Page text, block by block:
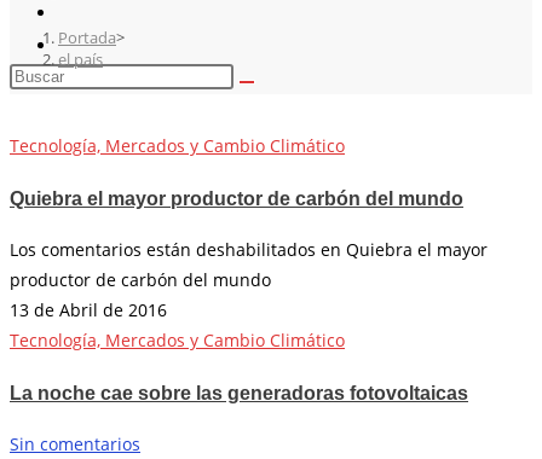
Portada>
el país
Tecnología, Mercados y Cambio Climático
Quiebra el mayor productor de carbón del mundo
Los comentarios están deshabilitados en Quiebra el mayor
productor de carbón del mundo
13 de Abril de 2016
Tecnología, Mercados y Cambio Climático
La noche cae sobre las generadoras fotovoltaicas
Sin comentarios